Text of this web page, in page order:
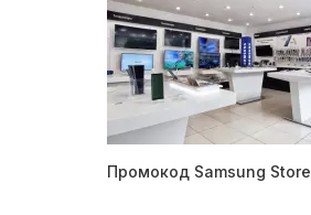
Промокод Samsung Store